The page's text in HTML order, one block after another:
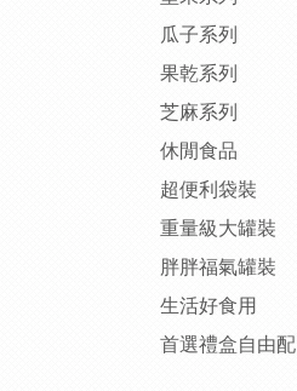
瓜子系列
果乾系列
芝麻系列
休閒食品
超便利袋裝
重量級大罐裝
胖胖福氣罐裝
生活好食用
首選禮盒自由配